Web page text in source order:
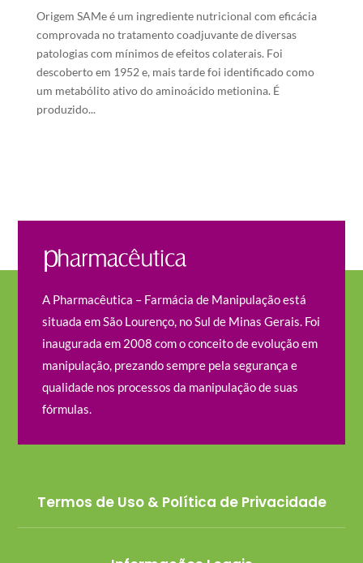
Origem SAMe é um ingrediente nutricional com eficácia
comprovada no tratamento coadjuvante de diversas
patologias com mínimos de efeitos colaterais. Foi
descoberto em 1952 e, mais tarde foi identificado como
um metabólito ativo do aminoácido metionina. É
produzido...
A Pharmacêutica – Farmácia de Manipulação está
situada em São Lourenço, no Sul de Minas Gerais. Foi
inaugurada em 2008 com o conceito de evolução em
manipulação, prezando sempre pela segurança e
qualidade nos processos da manipulação de suas
fórmulas.
Termos de Uso & Política de Privacidade